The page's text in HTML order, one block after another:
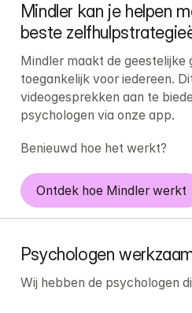
Mindler kan je helpen
beste
Mindler maakt de geestelijke
toegankelijk voor iedereen.
videogesprekken aan te
psychologen via onze app.
Benieuwd hoe het werkt?
Ontdek hoe Mindler werkt
Psychologen
Wij hebben de psychologen